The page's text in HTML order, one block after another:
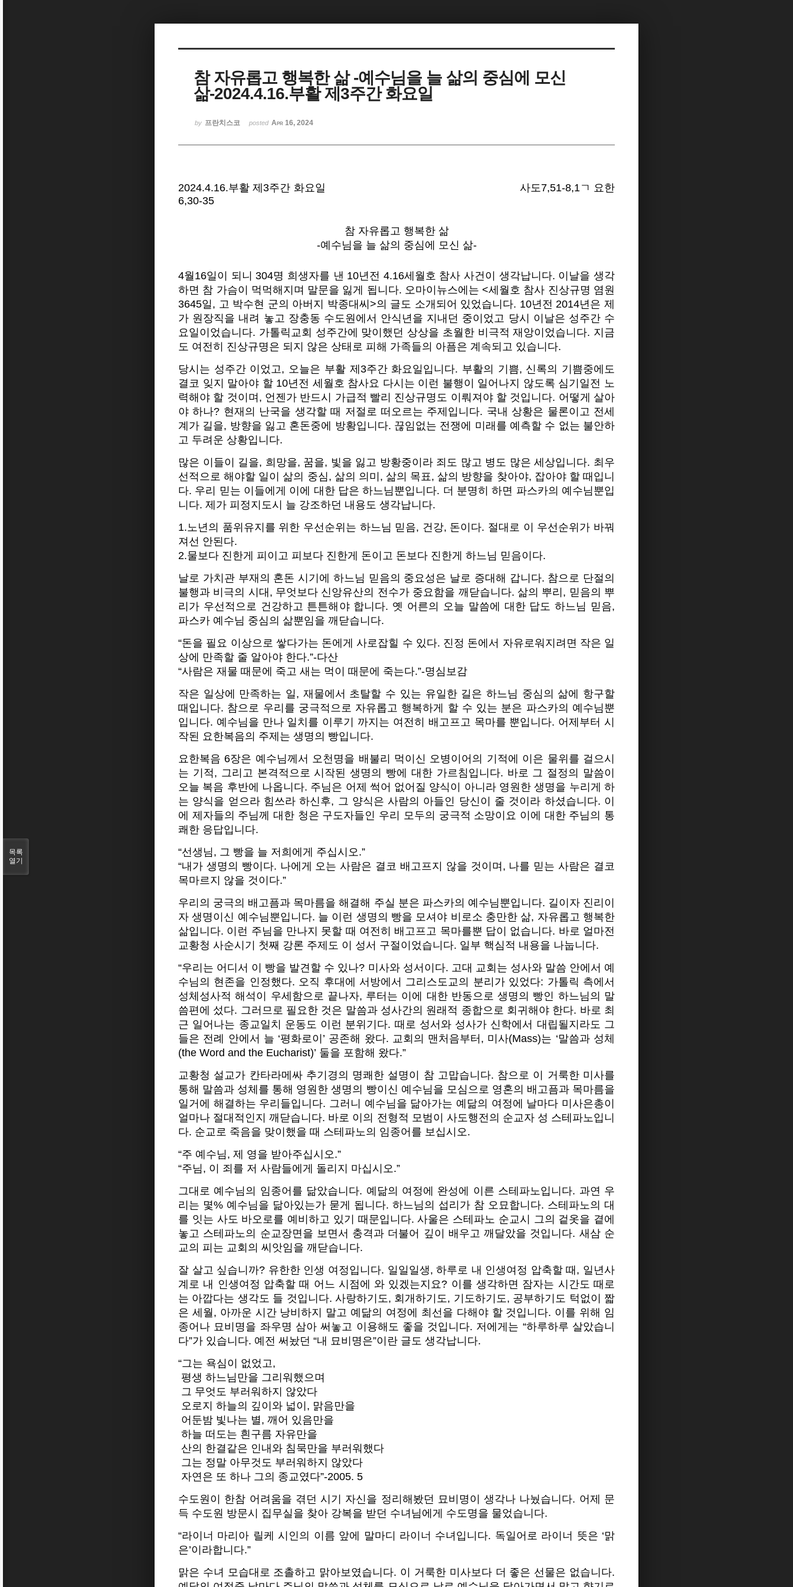
참 자유롭고 행복한 삶 -예수님을 늘 삶의 중심에 모신
삶-2024.4.16.부활 제3주간 화요일
by 프란치스코 posted Apr 16, 2024
2024.4.16.부활 제3주간 화요일
사도7,51-8,1ㄱ 요한
6,30-35
참 자유롭고 행복한 삶
-예수님을 늘 삶의 중심에 모신 삶-
4월16일이 되니 304명 희생자를 낸 10년전 4.16세월호 참사 사건이 생각납니다. 이날을 생각
하면 참 가슴이 먹먹해지며 말문을 잃게 됩니다. 오마이뉴스에는 <세월호 참사 진상규명 염원
3645일, 고 박수현 군의 아버지 박종대씨>의 글도 소개되어 있었습니다. 10년전 2014년은 제
가 원장직을 내려 놓고 장충동 수도원에서 안식년을 지내던 중이었고 당시 이날은 성주간 수
요일이었습니다. 가톨릭교회 성주간에 맞이했던 상상을 초월한 비극적 재앙이었습니다. 지금
도 여전히 진상규명은 되지 않은 상태로 피해 가족들의 아픔은 계속되고 있습니다.
당시는 성주간 이었고, 오늘은 부활 제3주간 화요일입니다. 부활의 기쁨, 신록의 기쁨중에도
결코 잊지 말아야 할 10년전 세월호 참사요 다시는 이런 불행이 일어나지 않도록 심기일전 노
력해야 할 것이며, 언젠가 반드시 가급적 빨리 진상규명도 이뤄져야 할 것입니다. 어떻게 살아
야 하나? 현재의 난국을 생각할 때 저절로 떠오르는 주제입니다. 국내 상황은 물론이고 전세
계가 길을, 방향을 잃고 혼돈중에 방황입니다. 끊임없는 전쟁에 미래를 예측할 수 없는 불안하
고 두려운 상황입니다.
많은 이들이 길을, 희망을, 꿈을, 빛을 잃고 방황중이라 죄도 많고 병도 많은 세상입니다. 최우
선적으로 해야할 일이 삶의 중심, 삶의 의미, 삶의 목표, 삶의 방향을 찾아야, 잡아야 할 때입니
다. 우리 믿는 이들에게 이에 대한 답은 하느님뿐입니다. 더 분명히 하면 파스카의 예수님뿐입
니다. 제가 피정지도시 늘 강조하던 내용도 생각납니다.
1.노년의 품위유지를 위한 우선순위는 하느님 믿음, 건강, 돈이다. 절대로 이 우선순위가 바꿔
져선 안된다.
2.물보다 진한게 피이고 피보다 진한게 돈이고 돈보다 진한게 하느님 믿음이다.
날로 가치관 부재의 혼돈 시기에 하느님 믿음의 중요성은 날로 증대해 갑니다. 참으로 단절의
불행과 비극의 시대, 무엇보다 신앙유산의 전수가 중요함을 깨닫습니다. 삶의 뿌리, 믿음의 뿌
리가 우선적으로 건강하고 튼튼해야 합니다. 옛 어른의 오늘 말씀에 대한 답도 하느님 믿음,
파스카 예수님 중심의 삶뿐임을 깨닫습니다.
“돈을 필요 이상으로 쌓다가는 돈에게 사로잡힐 수 있다. 진정 돈에서 자유로워지려면 작은 일
상에 만족할 줄 알아야 한다.”-다산
“사람은 재물 때문에 죽고 새는 먹이 때문에 죽는다.”-명심보감
작은 일상에 만족하는 일, 재물에서 초탈할 수 있는 유일한 길은 하느님 중심의 삶에 항구할
때입니다. 참으로 우리를 궁극적으로 자유롭고 행복하게 할 수 있는 분은 파스카의 예수님뿐
입니다. 예수님을 만나 일치를 이루기 까지는 여전히 배고프고 목마를 뿐입니다. 어제부터 시
작된 요한복음의 주제는 생명의 빵입니다.
요한복음 6장은 예수님께서 오천명을 배불리 먹이신 오병이어의 기적에 이은 물위를 걸으시
는 기적, 그리고 본격적으로 시작된 생명의 빵에 대한 가르침입니다. 바로 그 절정의 말씀이
오늘 복음 후반에 나옵니다. 주님은 어제 썩어 없어질 양식이 아니라 영원한 생명을 누리게 하
는 양식을 얻으라 힘쓰라 하신후, 그 양식은 사람의 아들인 당신이 줄 것이라 하셨습니다. 이
에 제자들의 주님께 대한 청은 구도자들인 우리 모두의 궁극적 소망이요 이에 대한 주님의 통
쾌한 응답입니다.
“선생님, 그 빵을 늘 저희에게 주십시오.”
“내가 생명의 빵이다. 나에게 오는 사람은 결코 배고프지 않을 것이며, 나를 믿는 사람은 결코
목마르지 않을 것이다.”
우리의 궁극의 배고픔과 목마름을 해결해 주실 분은 파스카의 예수님뿐입니다. 길이자 진리이
자 생명이신 예수님뿐입니다. 늘 이런 생명의 빵을 모셔야 비로소 충만한 삶, 자유롭고 행복한
삶입니다. 이런 주님을 만나지 못할 때 여전히 배고프고 목마를뿐 답이 없습니다. 바로 얼마전
교황청 사순시기 첫째 강론 주제도 이 성서 구절이었습니다. 일부 핵심적 내용을 나눕니다.
“우리는 어디서 이 빵을 발견할 수 있나? 미사와 성서이다. 고대 교회는 성사와 말씀 안에서 예
수님의 현존을 인정했다. 오직 후대에 서방에서 그리스도교의 분리가 있었다: 가톨릭 측에서
성체성사적 해석이 우세함으로 끝나자, 루터는 이에 대한 반동으로 생명의 빵인 하느님의 말
씀편에 섰다. 그러므로 필요한 것은 말씀과 성사간의 원래적 종합으로 회귀해야 한다. 바로 최
근 일어나는 종교일치 운동도 이런 분위기다. 때로 성서와 성사가 신학에서 대립될지라도 그
들은 전례 안에서 늘 ‘평화로이’ 공존해 왔다. 교회의 맨처음부터, 미사(Mass)는 ‘말씀과 성체
(the Word and the Eucharist)’ 둘을 포함해 왔다.”
교황청 설교가 칸타라메싸 추기경의 명쾌한 설명이 참 고맙습니다. 참으로 이 거룩한 미사를
통해 말씀과 성체를 통해 영원한 생명의 빵이신 예수님을 모심으로 영혼의 배고픔과 목마름을
일거에 해결하는 우리들입니다. 그러니 예수님을 닮아가는 예닮의 여정에 날마다 미사은총이
얼마나 절대적인지 깨닫습니다. 바로 이의 전형적 모범이 사도행전의 순교자 성 스테파노입니
다. 순교로 죽음을 맞이했을 때 스테파노의 임종어를 보십시오.
“주 예수님, 제 영을 받아주십시오.”
“주님, 이 죄를 저 사람들에게 돌리지 마십시오.”
그대로 예수님의 임종어를 닮았습니다. 예닮의 여정에 완성에 이른 스테파노입니다. 과연 우
리는 몇% 예수님을 닮아있는가 묻게 됩니다. 하느님의 섭리가 참 오묘합니다. 스테파노의 대
를 잇는 사도 바오로를 예비하고 있기 때문입니다. 사울은 스테파노 순교시 그의 겉옷을 곁에
놓고 스테파노의 순교장면을 보면서 충격과 더불어 깊이 배우고 깨달았을 것입니다. 새삼 순
교의 피는 교회의 씨앗임을 깨닫습니다.
잘 살고 싶습니까? 유한한 인생 여정입니다. 일일일생, 하루로 내 인생여정 압축할 때, 일년사
계로 내 인생여정 압축할 때 어느 시점에 와 있겠는지요? 이를 생각하면 잠자는 시간도 때로
는 아깝다는 생각도 들 것입니다. 사랑하기도, 회개하기도, 기도하기도, 공부하기도 턱없이 짧
은 세월, 아까운 시간 낭비하지 말고 예닮의 여정에 최선을 다해야 할 것입니다. 이를 위해 임
종어나 묘비명을 좌우명 삼아 써놓고 이용해도 좋을 것입니다. 저에게는 “하루하루 살았습니
다”가 있습니다. 예전 써놨던 “내 묘비명은”이란 글도 생각납니다.
“그는 욕심이 없었고,
평생 하느님만을 그리워했으며
그 무엇도 부러워하지 않았다
오로지 하늘의 깊이와 넓이, 맑음만을
어둔밤 빛나는 별, 깨어 있음만을
하늘 떠도는 흰구름 자유만을
산의 한결같은 인내와 침묵만을 부러워했다
그는 정말 아무것도 부러워하지 않았다
자연은 또 하나 그의 종교였다”-2005. 5
수도원이 한참 어려움을 겪던 시기 자신을 정리해봤던 묘비명이 생각나 나눴습니다. 어제 문
득 수도원 방문시 집무실을 찾아 강복을 받던 수녀님에게 수도명을 물었습니다.
“라이너 마리아 릴케 시인의 이름 앞에 말마디 라이너 수녀입니다. 독일어로 라이너 뜻은 ‘맑
은’이라합니다.”
맑은 수녀 모습대로 조촐하고 맑아보였습니다. 이 거룩한 미사보다 더 좋은 선물은 없습니다.
목록
열기
Sketchbook5, 스케치북5
Sketchbook5, 스케치북5